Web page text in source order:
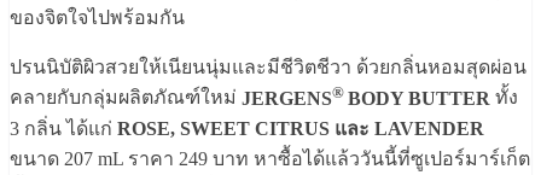
ของจิตใจไปพร้อมกัน
ปรนนิบัติผิวสวยให้เนียนนุ่มและมีชีวิตชีวา ด้วยกลิ่นหอมสุดผ่อน
คลายกับกลุ่มผลิตภัณฑ์ใหม่ JERGENS® BODY BUTTER ทั้ง
3 กลิ่น ได้แก่ ROSE, SWEET CITRUS และ LAVENDER
ขนาด 207 mL ราคา 249 บาท หาซื้อได้แล้ววันนี้ที่ซูเปอร์มาร์เก็ต